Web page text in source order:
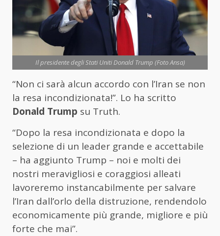
Il presidente degli Stati Uniti Donald Trump (Foto Ansa)
“Non ci sarà alcun accordo con l’Iran se non
la resa incondizionata!”. Lo ha scritto
Donald Trump su Truth.
“Dopo la resa incondizionata e dopo la
selezione di un leader grande e accettabile
– ha aggiunto Trump – noi e molti dei
nostri meravigliosi e coraggiosi alleati
lavoreremo instancabilmente per salvare
l’Iran dall’orlo della distruzione, rendendolo
economicamente più grande, migliore e più
forte che mai”.